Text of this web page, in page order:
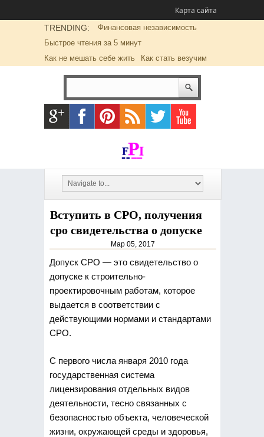
Карта сайта
TRENDING:
Финансовая независимость
Быстрое чтения за 5 минут
Как не мешать себе жить
Как стать везучим
Вступить в СРО, получения
сро свидетельства о допуске
Мар 05, 2017
Допуск СРО — это свидетельство о
допуске к строительно-
проектировочным работам, которое
выдается в соответствии с
действующими нормами и стандартами
СРО.
С первого числа января 2010 года
государственная система
лицензирования отдельных видов
деятельности, тесно связанных с
безопасностью объекта, человеческой
жизни, окружающей среды и здоровья,